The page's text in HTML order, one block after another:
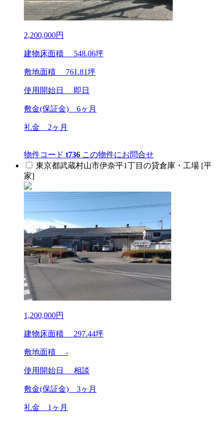
2,200,000円
建物床面積 548.06坪
敷地面積 761.81坪
使用開始日 即日
敷金(保証金) 6ヶ月
礼金 2ヶ月
物件コード t736 この物件にお問合せ
東京都武蔵村山市伊奈平1丁目の貸倉庫・工場 [平
家]
1,200,000円
建物床面積 297.44坪
敷地面積 -
使用開始日 相談
敷金(保証金) 3ヶ月
礼金 1ヶ月